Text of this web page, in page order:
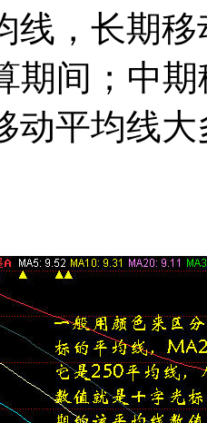
线，长期
期间；中
动平均线